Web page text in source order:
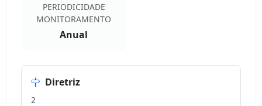
PERIODICIDADE
MONITORAMENTO
Anual
Diretriz
2